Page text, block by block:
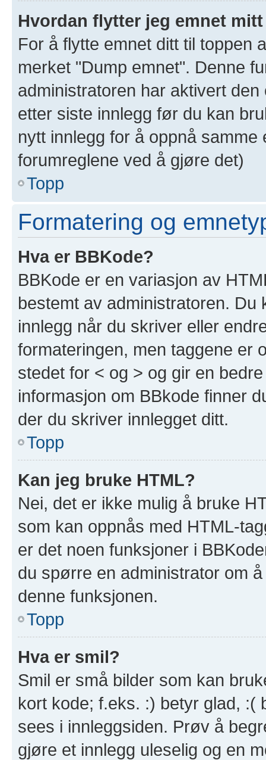
Hvordan flytter jeg emnet
For å flytte emnet ditt til toppen
merket "Dump emnet". Denne
administratoren har aktivert
etter siste innlegg før du kan
nytt innlegg for å oppnå
forumreglene ved å gjøre det)
Topp
Formatering og
Hva er BBKode?
BBKode er en variasjon av
bestemt av administratoren.
innlegg når du skriver eller
formateringen, men taggene er
stedet for < og > og gir en
informasjon om BBkode finner
der du skriver innlegget ditt.
Topp
Kan jeg bruke HTML?
Nei, det er ikke mulig å bruke
som kan oppnås med HTML-
er det noen funksjoner i
du spørre en administrator om
denne funksjonen.
Topp
Hva er smil?
Smil er små bilder som kan
kort kode; f.eks. :) betyr glad, :(
sees i innleggsiden. Prøv å
gjøre et innlegg uleselig og en